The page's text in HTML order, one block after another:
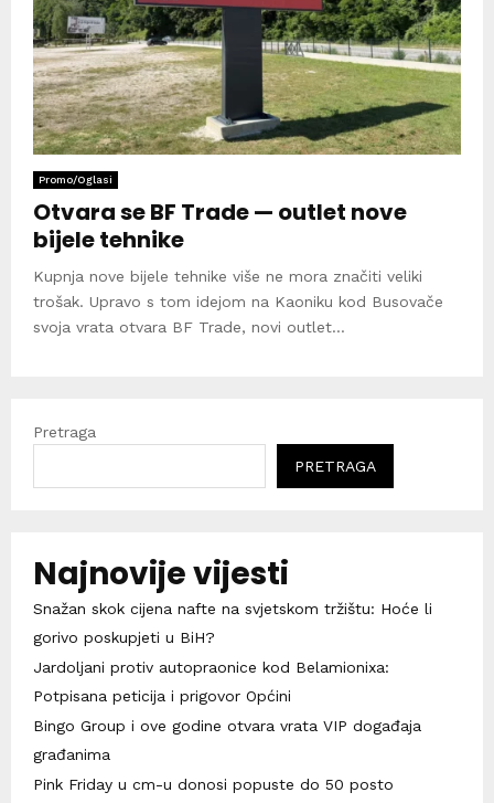
Promo/Oglasi
Otvara se BF Trade — outlet nove
bijele tehnike
Kupnja nove bijele tehnike više ne mora značiti veliki
trošak. Upravo s tom idejom na Kaoniku kod Busovače
svoja vrata otvara BF Trade, novi outlet...
Pretraga
PRETRAGA
Najnovije vijesti
Snažan skok cijena nafte na svjetskom tržištu: Hoće li
gorivo poskupjeti u BiH?
Jardoljani protiv autopraonice kod Belamionixa:
Potpisana peticija i prigovor Općini
Bingo Group i ove godine otvara vrata VIP događaja
građanima
Pink Friday u cm-u donosi popuste do 50 posto